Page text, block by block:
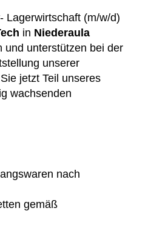
Lagerwirtschaft (m/w/d)
in Niederaula
und unterstützen bei der
unserer
jetzt Teil unseres
wachsenden
nach
gemäß